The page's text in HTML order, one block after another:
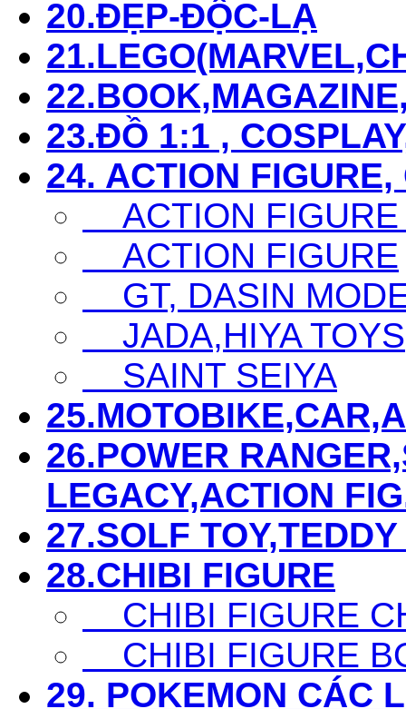
20.ĐẸP-ĐỘC-LẠ
23.ĐỒ 1:1 ,
24. ACTION
ACTION
ACTION FIGURE
GT, DASIN
JADA,HIYA TOYS
SAINT SEIYA
26.POWER
LEGACY,ACTION
27.SOLF
28.CHIBI FIGURE
CHIBI FIGURE
CHIBI FIGURE
29. POKEMON CÁC